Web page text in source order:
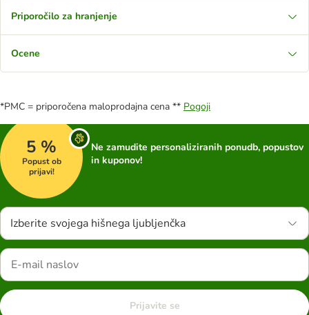
Priporočilo za hranjenje
Ocene
*PMC = priporočena maloprodajna cena ** Pogoji
5 %
Popust ob
prijavi!
Ne zamudite personaliziranih ponudb, popustov
in kuponov!
Izberite svojega hišnega ljubljenčka
Prijavite se